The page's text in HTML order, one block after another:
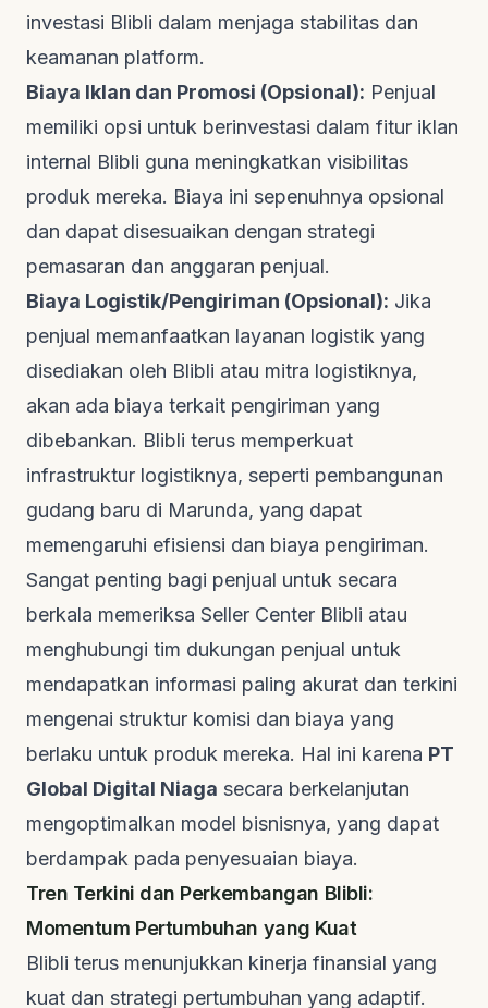
investasi Blibli dalam menjaga stabilitas dan
keamanan platform.
Biaya Iklan dan Promosi (Opsional): Penjual
memiliki opsi untuk berinvestasi dalam fitur iklan
internal Blibli guna meningkatkan visibilitas
produk mereka. Biaya ini sepenuhnya opsional
dan dapat disesuaikan dengan strategi
pemasaran dan anggaran penjual.
Biaya Logistik/Pengiriman (Opsional): Jika
penjual memanfaatkan layanan logistik yang
disediakan oleh Blibli atau mitra logistiknya,
akan ada biaya terkait pengiriman yang
dibebankan. Blibli terus memperkuat
infrastruktur logistiknya, seperti pembangunan
gudang baru di Marunda, yang dapat
memengaruhi efisiensi dan biaya pengiriman.
Sangat penting bagi penjual untuk secara
berkala memeriksa Seller Center Blibli atau
menghubungi tim dukungan penjual untuk
mendapatkan informasi paling akurat dan terkini
mengenai struktur komisi dan biaya yang
berlaku untuk produk mereka. Hal ini karena PT
Global Digital Niaga secara berkelanjutan
mengoptimalkan model bisnisnya, yang dapat
berdampak pada penyesuaian biaya.
Tren Terkini dan Perkembangan Blibli:
Momentum Pertumbuhan yang Kuat
Blibli terus menunjukkan kinerja finansial yang
kuat dan strategi pertumbuhan yang adaptif.